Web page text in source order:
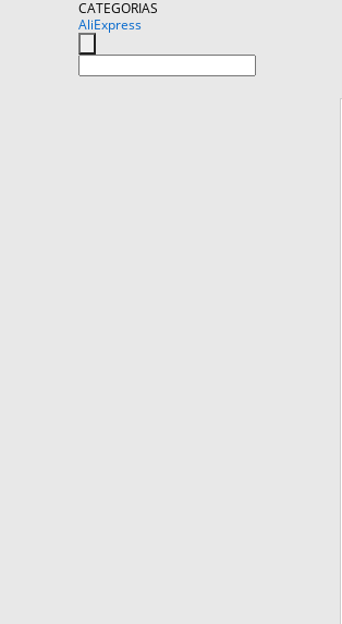
CATEGORIAS
AliExpress